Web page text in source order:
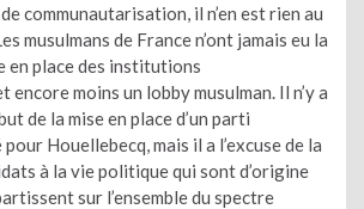
communautarisation, il n’en est rien au
musulmans de France n’ont jamais eu la
en place des institutions
moins un lobby musulman. Il n’y a
de la mise en place d’un parti
Houellebecq, mais il a l’excuse de la
à la vie politique qui sont d’origine
sur l’ensemble du spectre